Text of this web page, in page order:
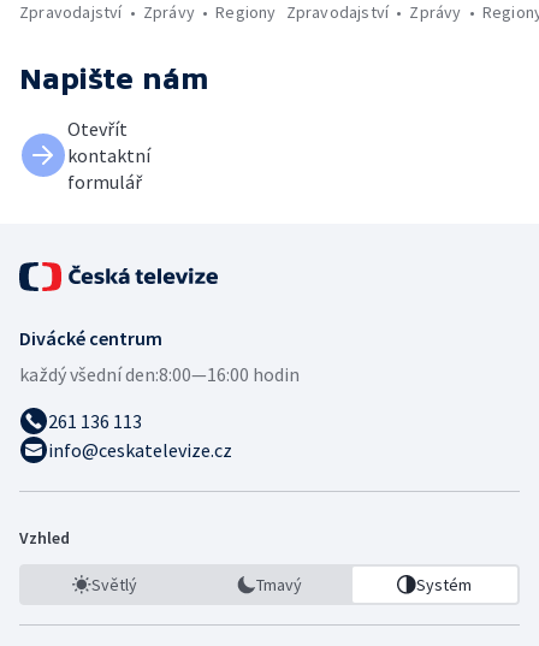
Zpravodajství
Zprávy Regiony Zpravodajství
Zprávy
Napište nám
Otevřít
kontaktní
formulář
Divácké centrum
každý všední den:8:00—16:00 hodin
261 136 113
info@ceskatelevize.cz
Vzhled
Světlý Tmavý Systém